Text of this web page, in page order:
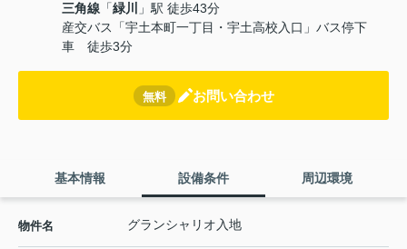
三角線 「緑川
」駅 徒歩43分
産交バス「宇土本町一丁目・宇土高校入口」バス停下
車 徒歩3分
無料 お問い合わせ
基本情報 設備条件 周辺環境
物件名 グランシャリオ入地